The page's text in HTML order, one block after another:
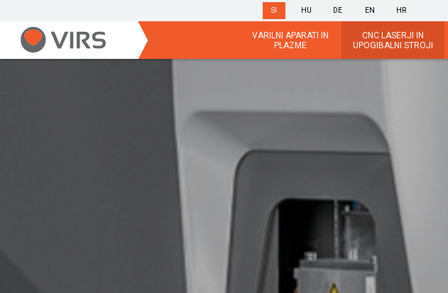
SI HU DE EN HR
VARILNI APARATI IN
PLAZME
CNC LASERJI IN
UPOGIBALNI STROJI